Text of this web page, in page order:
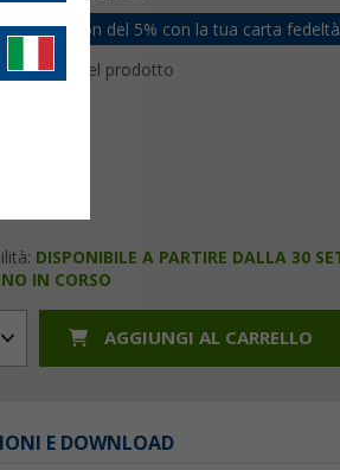
un coupon del 5% con la tua carta fedeltà
tecnica del prodotto
DISPONIBILE A PARTIRE DALLA 30
IN CORSO
AGGIUNGI AL CARRELLO
E DOWNLOAD